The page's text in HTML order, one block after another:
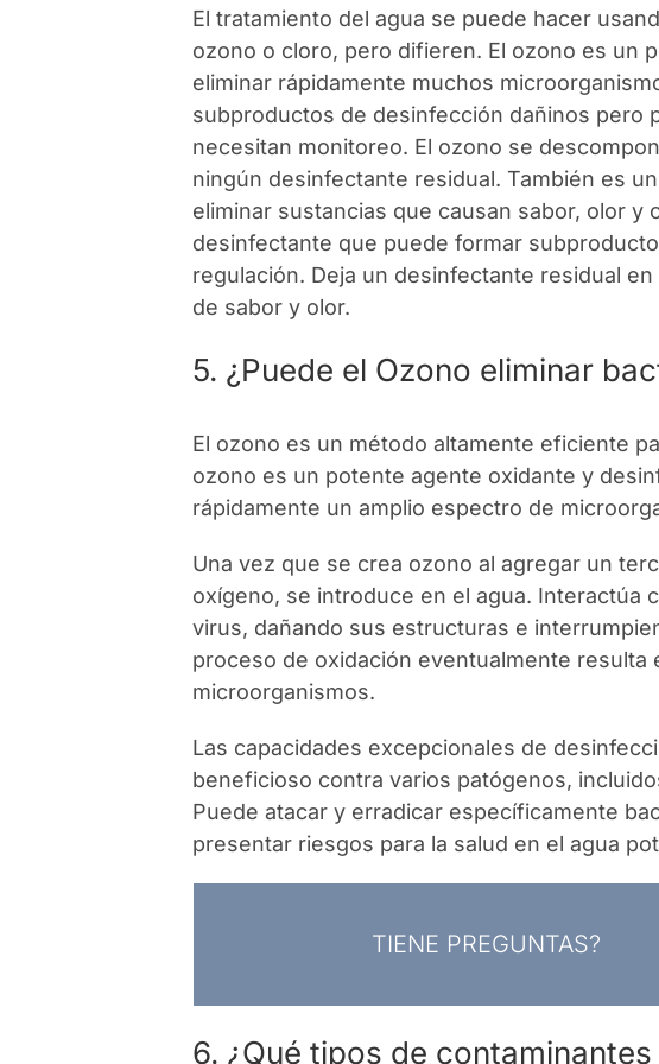
El tratamiento del agua se puede hacer
ozono o cloro, pero difieren. El ozono es un
eliminar rápidamente muchos
subproductos de desinfección dañinos pero
necesitan monitoreo. El ozono se
ningún desinfectante residual. También es
eliminar sustancias que causan sabor, olor
desinfectante que puede formar
regulación. Deja un desinfectante residual
de sabor y olor.
5. ¿Puede el Ozono eliminar
El ozono es un método altamente eficiente
ozono es un potente agente oxidante y
rápidamente un amplio espectro de
Una vez que se crea ozono al agregar un
oxígeno, se introduce en el agua. Interactúa
virus, dañando sus estructuras e
proceso de oxidación eventualmente
microorganismos.
Las capacidades excepcionales de
beneficioso contra varios patógenos,
Puede atacar y erradicar específicamente
presentar riesgos para la salud en el agua
TIENE PREGUNTAS?
6. ¿Qué tipos de